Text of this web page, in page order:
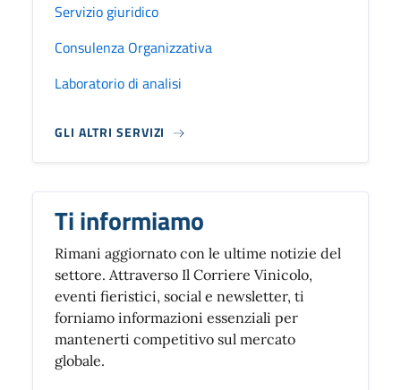
Servizio giuridico
Consulenza Organizzativa
Laboratorio di analisi
GLI ALTRI SERVIZI
Ti informiamo
Rimani aggiornato con le ultime notizie del
settore. Attraverso Il Corriere Vinicolo,
eventi fieristici, social e newsletter, ti
forniamo informazioni essenziali per
mantenerti competitivo sul mercato
globale.